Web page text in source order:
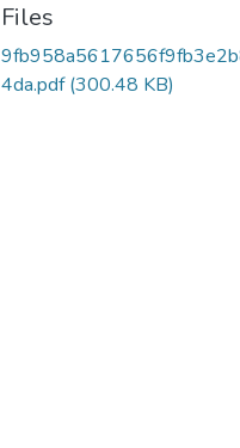
Files
4da.pdf(300.48 KB)